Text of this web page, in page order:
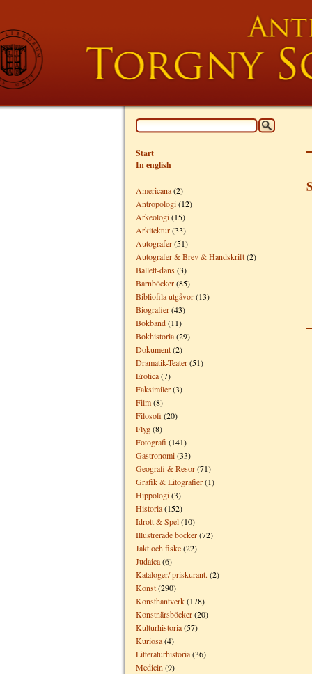
Start
In english
Americana(2)
Antropologi(12)
Arkeologi(15)
Arkitektur(33)
Autografer(51)
Autografer & Brev & Handskrift(2)
Ballett-dans (3)
Barnböcker(85)
Bibliofila utgåvor(13)
Biografier(43)
Bokband(11)
Bokhistoria(29)
Dokument(2)
Dramatik-Teater(51)
Erotica(7)
Faksimiler(3)
Film(8)
Filosofi (20)
Flyg(8)
Fotografi (141)
Gastronomi(33)
Geografi & Resor(71)
Grafik & Litografier(1)
Hippologi(3)
Historia(152)
Idrott & Spel(10)
Illustrerade böcker(72)
Jakt och fiske(22)
Judaica(6)
Kataloger/ priskurant. (2)
Konst(290)
Konsthantverk(178)
Konstnärsböcker(20)
Kulturhistoria(57)
Kuriosa(4)
Litteraturhistoria(36)
Medicin (9)